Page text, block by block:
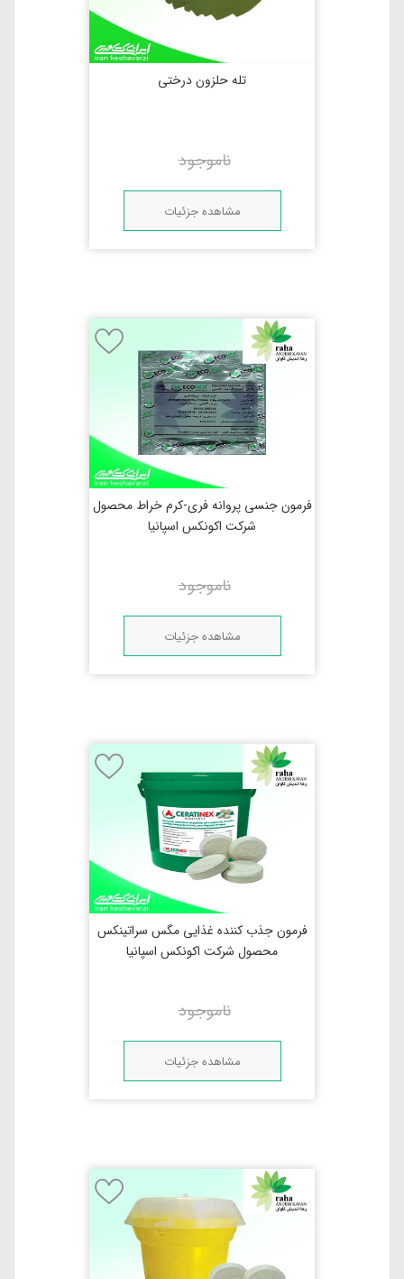
تله حلزون درختی
ناموجود
مشاهده جزئیات
فرمون جنسی پروانه فری-کرم خراط محصول
شرکت اکونکس اسپانیا
ناموجود
مشاهده جزئیات
فرمون جذب کننده غذایی مگس سراتینکس
محصول شرکت اکونکس اسپانیا
ناموجود
مشاهده جزئیات